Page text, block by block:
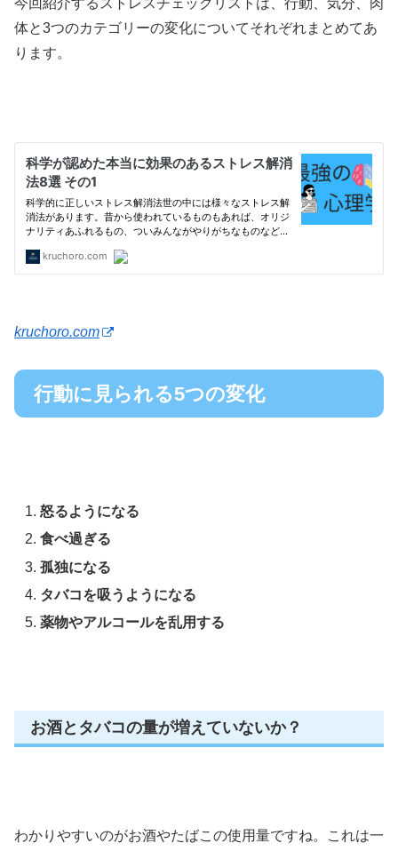
今回紹介するストレスチェックリストは、行動、気分、肉
体と3つのカテゴリーの変化についてそれぞれまとめてあ
ります。
kruchoro.com
行動に見られる5つの変化
怒るようになる
食べ過ぎる
孤独になる
タバコを吸うようになる
薬物やアルコールを乱用する
お酒とタバコの量が増えていないか？
わかりやすいのがお酒やたばこの使用量ですね。これは一